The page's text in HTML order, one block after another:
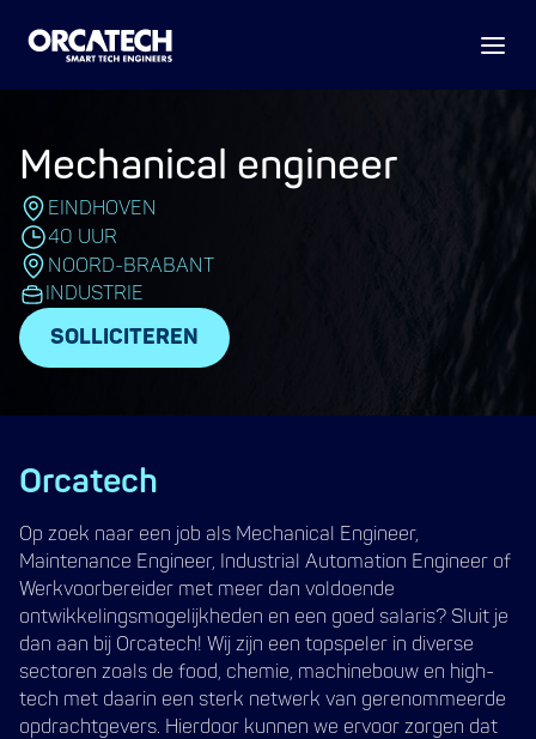
Mechanical engineer
EINDHOVEN
40 UUR
NOORD-BRABANT
INDUSTRIE
SOLLICITEREN
Orcatech
Op zoek naar een job als Mechanical Engineer,
Maintenance Engineer, Industrial Automation Engineer of
Werkvoorbereider met meer dan voldoende
ontwikkelingsmogelijkheden en een goed salaris? Sluit je
dan aan bij Orcatech! Wij zijn een topspeler in diverse
sectoren zoals de food, chemie, machinebouw en high-
tech met daarin een sterk netwerk van gerenommeerde
opdrachtgevers. Hierdoor kunnen we ervoor zorgen dat